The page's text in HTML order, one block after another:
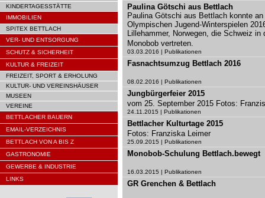
KINDERTAGESSTÄTTE
IMMOBILIEN
SPITEX BETTLACH
VER- UND ENTSORGUNG
SCHUTZ & SICHERHEIT
KULTUR & FREIZEIT
FREIZEIT, SPORT & ERHOLUNG
KULTUR- UND VEREINSHÄUSER
MUSEEN
VEREINE
BETTLACHER BAUERN
EMAIL-VERZEICHNIS
BETTLACH VON A BIS Z
GASTRONOMIE
GEWERBE & INDUSTRIE
LINKS
Paulina Götschi aus Bettlach
Paulina Götschi aus Bettlach konnte an
Olympischen Jugend-Winterspielen
Lillehammer, Norwegen, die Schweiz in
Monobob vertreten.
03.03.2016 | Publikationen
Fasnachtsumzug Bettlach 2016
08.02.2016 | Publikationen
Jungbürgerfeier 2015
vom 25. September 2015 Fotos:
24.11.2015 | Publikationen
Bettlacher Kulturtage 2015
Fotos: Franziska Leimer
25.09.2015 | Publikationen
Monobob-Schulung Bettlach.bewegt
16.03.2015 | Publikationen
GR Grenchen & Bettlach